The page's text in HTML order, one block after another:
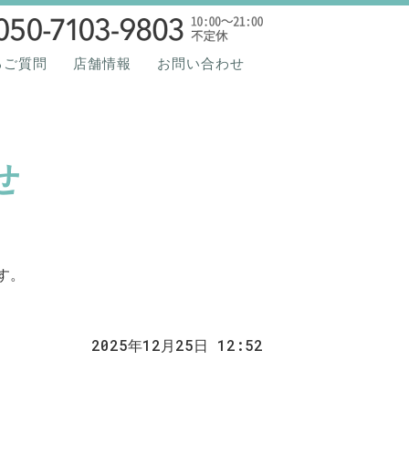
ムFuns Fit.Azabu（ファンズ
質問 店舗情報 お問い合わせ
2025年12月25日 12:52